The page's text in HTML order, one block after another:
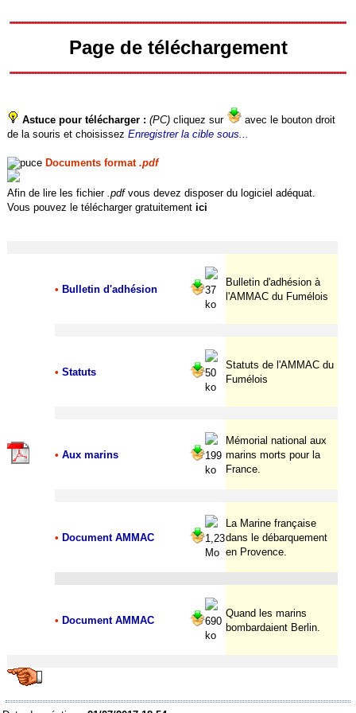
Page de téléchargement
Astuce pour télécharger : (PC) cliquez sur
avec le bouton droit
de la souris et choisissezEnregistrer la cible sous...
Documents format.pdf
Afin de lire les fichier .pdfvous devez disposer du logiciel adéquat.
Vous pouvez le télécharger gratuitement ici
• Bulletin d'adhésion
37
ko
Bulletin d'adhésion à
l'AMMAC du Fumélois
• Statuts
50
ko
Statuts de l'AMMAC du
Fumélois
• Aux marins
199
ko
Mémorial national aux
marins morts pour la
France.
• Document AMMAC
1,23
Mo
La Marine française
dans le débarquement
en Provence.
• Document AMMAC
690
ko
Quand les marins
bombardaient Berlin.